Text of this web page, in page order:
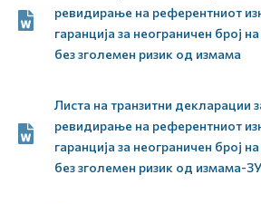
ревидирање на референтниот
гаранција за неограничен број
без зголемен ризик од измама
Листа на транзитни декларации
ревидирање на референтниот
гаранција за неограничен број
без зголемен ризик од измама-